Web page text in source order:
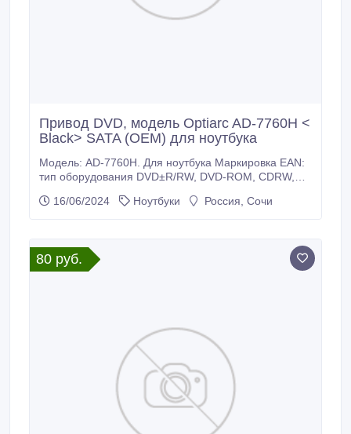
Привод DVD, модель Optiarc AD-7760H <
Black> SATA (OEM) для ноутбука
Модель: AD-7760H. Для ноутбука Маркировка EAN:
тип оборудования DVD±R/RW, DVD-ROM, CDRW,
Черный Установка Горизонтальная, вертикальная
мм Вес 170 грамм Параметры производительности
Скорость чтения DVD-ROM: 8x (11000 Кб/сек), CD-
ROM: 24x (3600 Кб/сек) Скорость записи DVD-RAM:
сек Совместимость Поддерживаемые форматы
16/06/2024 Ноутбуки Россия, Сочи
80 руб.